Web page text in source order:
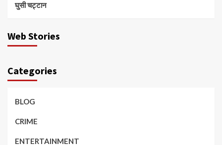
घुसी चट्टान
Web Stories
Categories
BLOG
CRIME
ENTERTAINMENT